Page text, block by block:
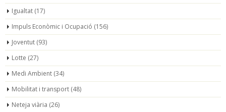
Igualtat (17)
Impuls Econòmic i Ocupació (156)
Joventut (93)
Lotte (27)
Medi Ambient (34)
Mobilitat i transport (48)
Neteja viària (26)